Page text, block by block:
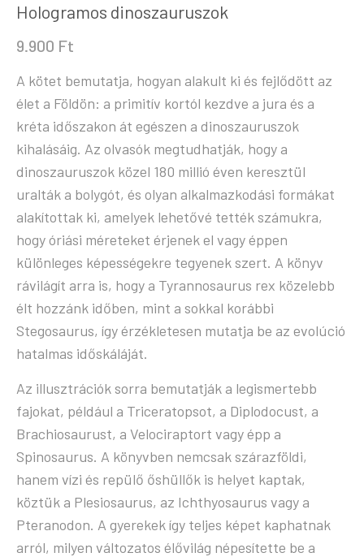
Hologramos dinoszauruszok
9.900 Ft
A kötet bemutatja, hogyan alakult ki és fejlődött az
élet a Földön: a primitív kortól kezdve a jura és a
kréta időszakon át egészen a dinoszauruszok
kihalásáig. Az olvasók megtudhatják, hogy a
dinoszauruszok közel 180 millió éven keresztül
uralták a bolygót, és olyan alkalmazkodási formákat
alakítottak ki, amelyek lehetővé tették számukra,
hogy óriási méreteket érjenek el vagy éppen
különleges képességekre tegyenek szert. A könyv
rávilágít arra is, hogy a Tyrannosaurus rex közelebb
élt hozzánk időben, mint a sokkal korábbi
Stegosaurus, így érzékletesen mutatja be az evolúció
hatalmas időskáláját.
Az illusztrációk sorra bemutatják a legismertebb
fajokat, például a Triceratopsot, a Diplodocust, a
Brachiosaurust, a Velociraptort vagy épp a
Spinosaurus. A könyvben nemcsak szárazföldi,
hanem vízi és repülő őshüllők is helyet kaptak,
köztük a Plesiosaurus, az Ichthyosaurus vagy a
Pteranodon. A gyerekek így teljes képet kaphatnak
arról, milyen változatos élővilág népesítette be a